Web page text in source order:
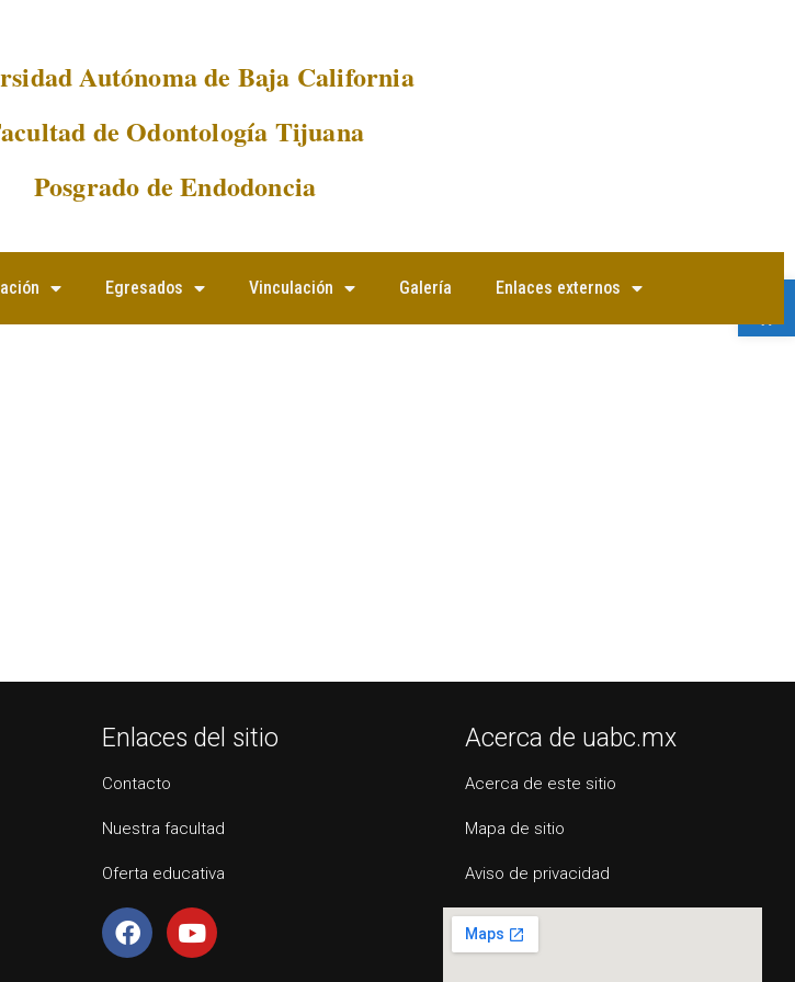
Autónoma de Baja California
de Odontología Tijuana
Posgrado de Endodoncia
Egresados Vinculación Galería Enlaces externos
Enlaces del sitio
Contacto
Nuestra facultad
Oferta educativa
Acerca de uabc.mx
Acerca de este sitio
Mapa de sitio
Aviso de privacidad